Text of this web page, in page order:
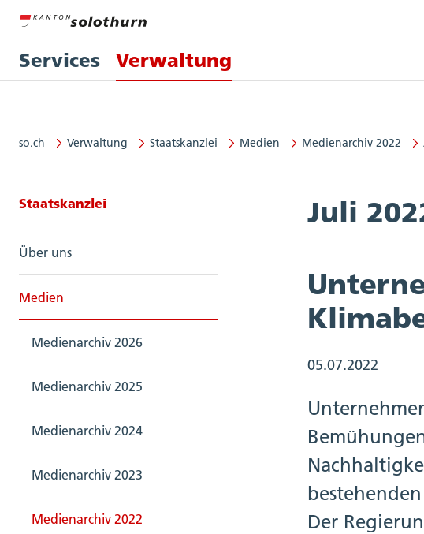
Services Verwaltung
so.ch Verwaltung Staatskanzlei Medien Medienarchiv 2022
Seitennavigation: Staatskanzlei
Staatskanzlei
Über uns
Medien
Medienarchiv 2026
Medienarchiv 2025
Medienarchiv 2024
Medienarchiv 2023
Medienarchiv 2022
Juli
05.07.2022
Der